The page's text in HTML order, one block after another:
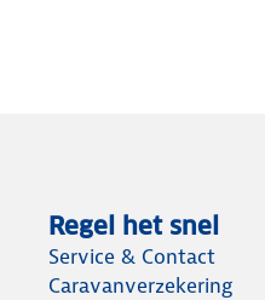
Regel het snel
Service & Contact
Caravanverzekering